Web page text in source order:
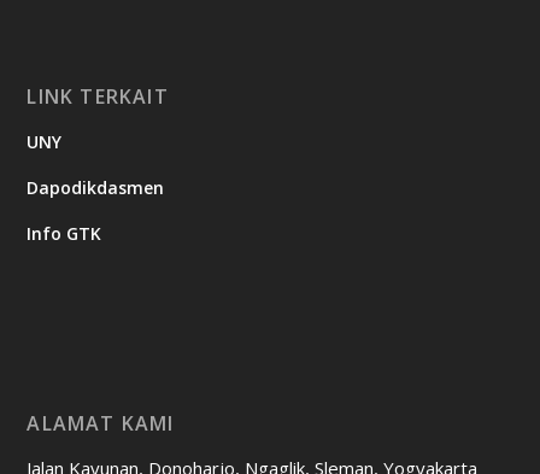
LINK TERKAIT
UNY
Dapodikdasmen
Info GTK
ALAMAT KAMI
Jalan Kayunan, Donoharjo, Ngaglik, Sleman, Yogyakarta